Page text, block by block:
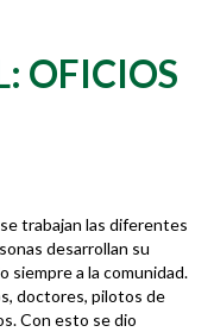
OFICIOS
trabajan las diferentes
desarrollan su
siempre a la comunidad.
doctores, pilotos de
Con esto se dio